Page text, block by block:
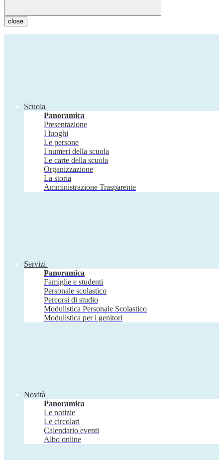
close
Scuola
Panoramica
Presentazione
I luoghi
Le persone
I numeri della scuola
Le carte della scuola
Organizzazione
La storia
Amministrazione Trasparente
Servizi
Panoramica
Famiglie e studenti
Personale scolastico
Percorsi di studio
Modulistica Personale Scolastico
Modulistica per i genitori
Novità
Panoramica
Le notizie
Le circolari
Calendario eventi
Albo online